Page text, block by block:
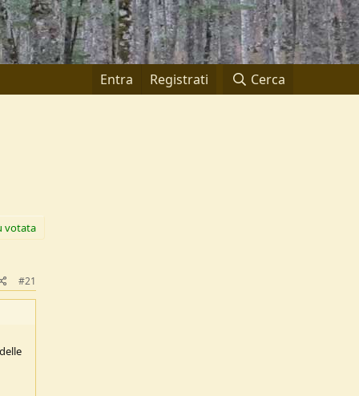
Entra Registrati Cerca
votata
#21